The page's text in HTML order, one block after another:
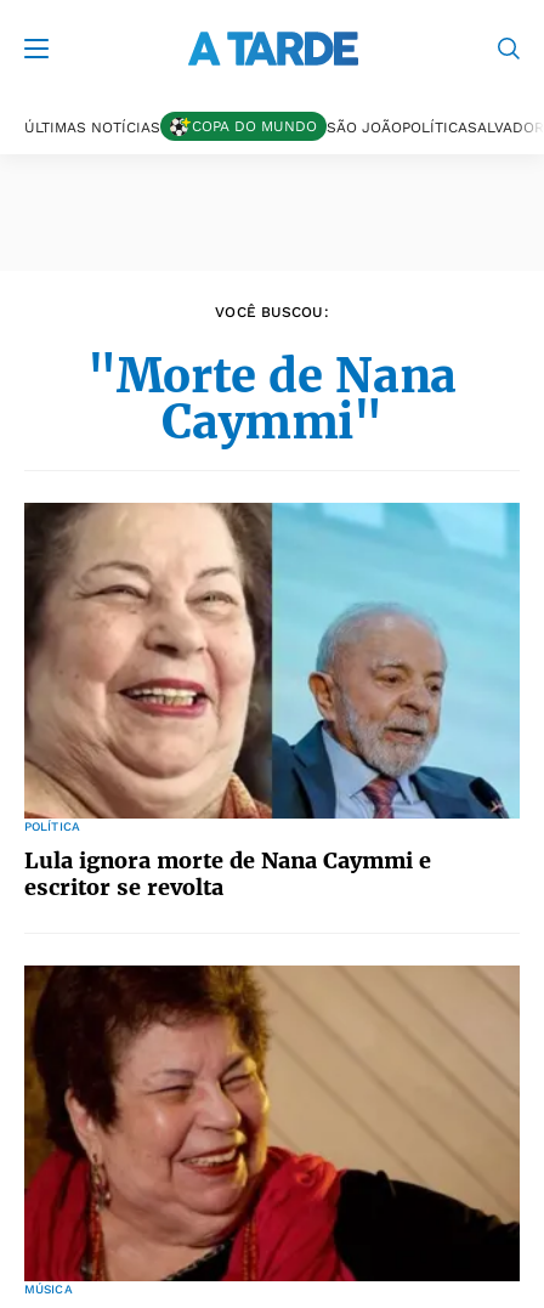
ÚLTIMAS NOTÍCIAS COPA DO MUNDO SÃO JOÃOPOLÍTICASALVADOR
VOCÊ BUSCOU:
"Morte de Nana
Caymmi"
POLÍTICA
Lula ignora morte de Nana Caymmi e
escritor se revolta
MÚSICA